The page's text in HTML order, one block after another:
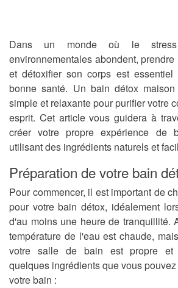
Dans un monde où le
environnementales abondent,
et détoxifier son corps est essentiel
bonne santé. Un bain détox
simple et relaxante pour purifier votre
esprit. Cet article vous guidera à
créer votre propre expérience de
utilisant des ingrédients naturels et
Préparation de votre bain
Pour commencer, il est important de
pour votre bain détox, idéalement
d'au moins une heure de tranquillité.
température de l'eau est chaude,
votre salle de bain est propre et
quelques ingrédients que vous
votre bain :